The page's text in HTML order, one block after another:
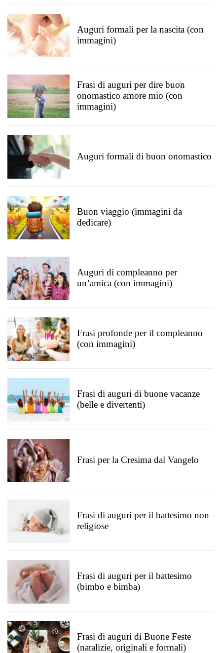
Auguri formali per la nascita (con
immagini)
Frasi di auguri per dire buon
onomastico amore mio (con
immagini)
Auguri formali di buon onomastico
Buon viaggio (immagini da
dedicare)
Auguri di compleanno per
un’amica (con immagini)
Frasi profonde per il compleanno
(con immagini)
Frasi di auguri di buone vacanze
(belle e divertenti)
Frasi per la Cresima dal Vangelo
Frasi di auguri per il battesimo non
religiose
Frasi di auguri per il battesimo
(bimbo e bimba)
Frasi di auguri di Buone Feste
(natalizie, originali e formali)